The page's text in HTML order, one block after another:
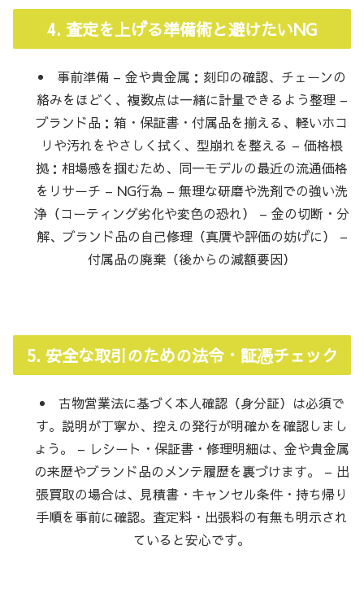
4. 査定を上げる準備術と避けたいNG
事前準備 – 金や貴金属：刻印の確認、チェーンの
絡みをほどく、複数点は一緒に計量できるよう整理 –
ブランド品：箱・保証書・付属品を揃える、軽いホコ
リや汚れをやさしく拭く、型崩れを整える – 価格根
拠：相場感を掴むため、同一モデルの最近の流通価格
をリサーチ – NG行為 – 無理な研磨や洗剤での強い洗
浄（コーティング劣化や変色の恐れ） – 金の切断・分
解、ブランド品の自己修理（真贋や評価の妨げに） –
付属品の廃棄（後からの減額要因）
5. 安全な取引のための法令・証憑チェック
古物営業法に基づく本人確認（身分証）は必須で
す。説明が丁寧か、控えの発行が明確かを確認しまし
ょう。 – レシート・保証書・修理明細は、金や貴金属
の来歴やブランド品のメンテ履歴を裏づけます。 – 出
張買取の場合は、見積書・キャンセル条件・持ち帰り
手順を事前に確認。査定料・出張料の有無も明示され
ていると安心です。